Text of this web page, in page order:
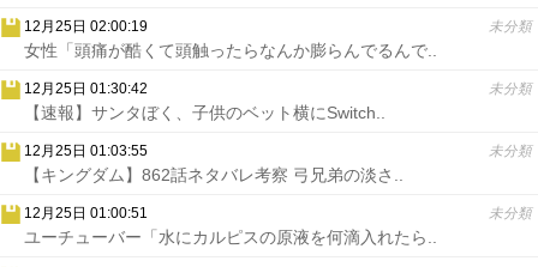
12月25日 02:00:19 未分類
女性「頭痛が酷くて頭触ったらなんか膨らんでるんで..
12月25日 01:30:42 未分類
【速報】サンタぼく、子供のベット横にSwitch..
12月25日 01:03:55 未分類
【キングダム】862話ネタバレ考察 弓兄弟の淡さ..
12月25日 01:00:51 未分類
ユーチューバー「水にカルピスの原液を何滴入れたら..